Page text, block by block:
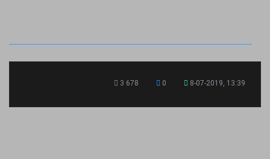
3 678 0 8-07-2019, 13:39